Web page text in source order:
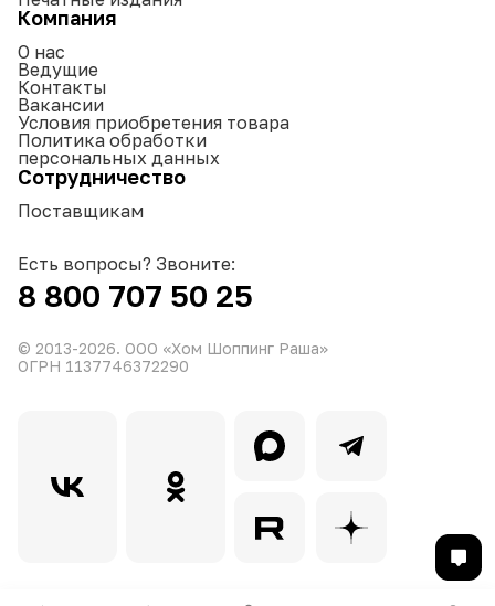
Компания
О нас
Ведущие
Контакты
Вакансии
Условия приобретения товара
Политика обработки
персональных данных
Сотрудничество
Поставщикам
Есть вопросы? Звоните:
8 800 707 50 25
© 2013-2026. ООО «Хом Шоппинг Раша»
ОГРН 1137746372290